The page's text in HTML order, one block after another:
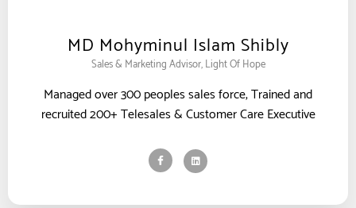
MD Mohyminul Islam Shibly
Sales & Marketing Advisor, Light Of Hope
Managed over 300 peoples sales force, Trained and
recruited 200+ Telesales & Customer Care Executive